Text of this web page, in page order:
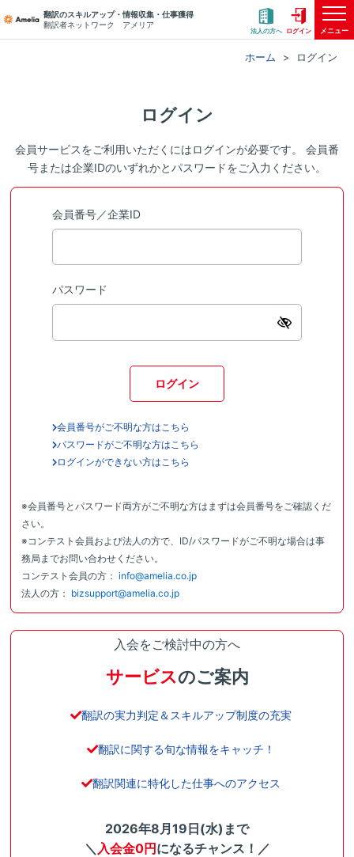
翻訳のスキルアップ・情報収集・仕事獲得
翻訳者ネットワーク アメリア
法人の方へ ログイン メニュー
ホーム ログイン
ログイン
会員サービスをご利用いただくにはログインが必要です。 会員番
号または企業IDのいずれかとパスワードをご入力ください。
会員番号／企業ID
パスワード
ログイン
会員番号がご不明な方はこちら
パスワードがご不明な方はこちら
ログインができない方はこちら
※会員番号とパスワード両方がご不明な方はまずは会員番号をご確認くだ
さい。
※コンテスト会員および法人の方で、ID/パスワードがご不明な場合は事
務局までお問い合わせください。
コンテスト会員の方： info@amelia.co.jp
法人の方： bizsupport@amelia.co.jp
入会をご検討中の方へ
サービスのご案内
翻訳の実力判定＆スキルアップ制度の充実
翻訳に関する旬な情報をキャッチ！
翻訳関連に特化した仕事へのアクセス
2026年8月19日(水)まで
＼ 入会金0円になるチャンス！／